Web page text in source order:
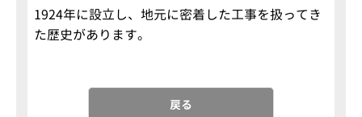
1924年に設立し、地元に密着した工事を扱ってき
た歴史があります。
戻る